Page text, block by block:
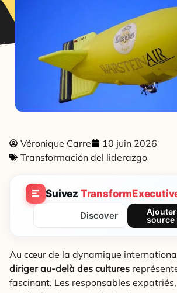
Véronique Carre
10 juin 2026
Transformación del liderazgo
Suivez
Discover
source
Au cœur de la dynamique
diriger au-delà des cultures
fascinant. Les responsables